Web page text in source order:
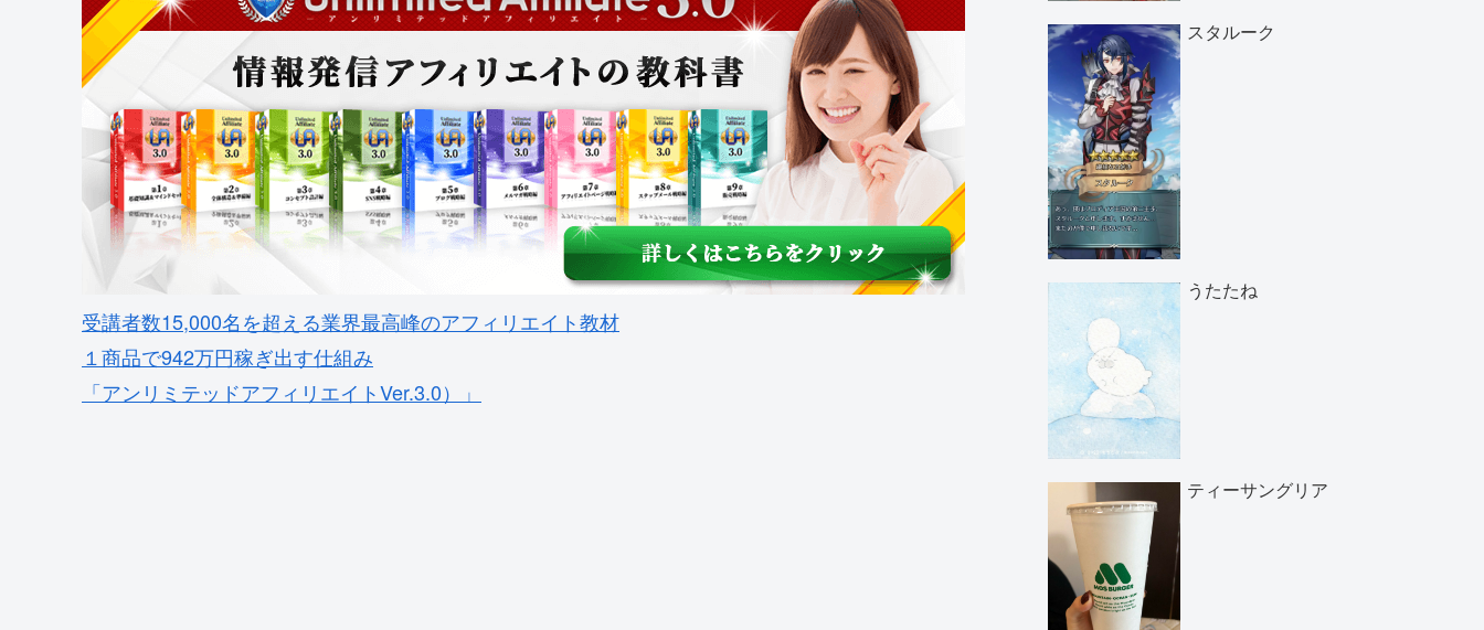
受講者数15,000名を超える業界最高峰のアフィリエイト教材
１商品で942万円稼ぎ出す仕組み
「アンリミテッドアフィリエイトVer.3.0）」
スタルーク
うたたね
ティーサングリア